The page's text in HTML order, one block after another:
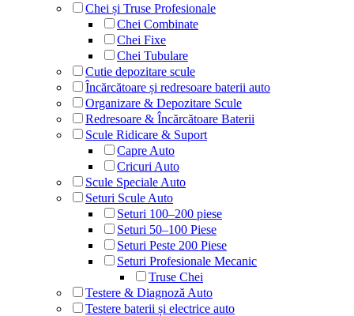
Chei și Truse Profesionale
Chei Combinate
Chei Fixe
Chei Tubulare
Cutie depozitare scule
Încărcătoare și redresoare baterii auto
Organizare & Depozitare Scule
Redresoare & Încărcătoare Baterii
Scule Ridicare & Suport
Capre Auto
Cricuri Auto
Scule Speciale Auto
Seturi Scule Auto
Seturi 100–200 piese
Seturi 50–100 Piese
Seturi Peste 200 Piese
Seturi Profesionale Mecanic
Truse Chei
Testere & Diagnoză Auto
Testere baterii și electrice auto